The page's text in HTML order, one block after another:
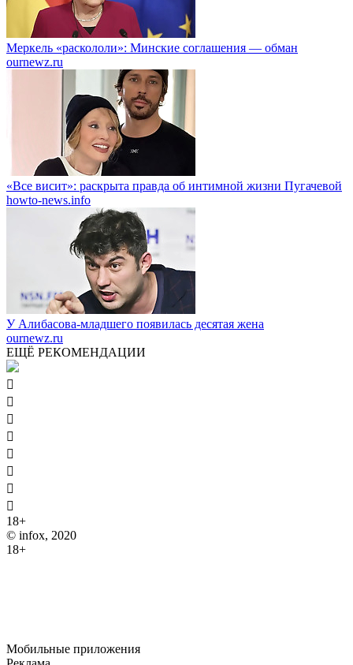
Меркель «раскололи»: Минские соглашения — обман
ournewz.ru
«Все висит»: раскрыта правда об интимной жизни Пугачевой
howto-news.info
У Алибасова-младшего появилась десятая жена
ournewz.ru
ЕЩЁ РЕКОМЕНДАЦИИ








18+
© infox, 2020
18+
Мобильные приложения